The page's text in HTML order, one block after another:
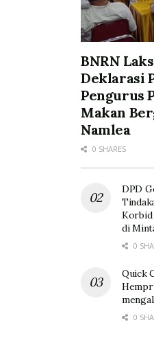
BNRN
Deklarasi
Pengurus
Makan
Namlea
0 SHARES
DPD
Korbid
di
0
Quick
0